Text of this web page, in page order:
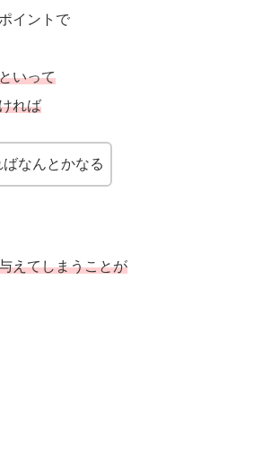
イントで
いって
れば
ばなんとかなる
えてしまうことが